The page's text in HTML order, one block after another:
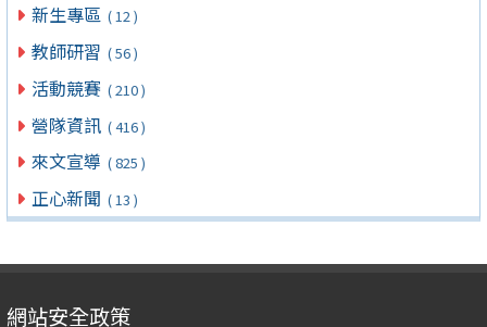
新生專區 ( 12 )
教師研習 ( 56 )
活動競賽 ( 210 )
營隊資訊 ( 416 )
來文宣導 ( 825 )
正心新聞 ( 13 )
網站安全政策